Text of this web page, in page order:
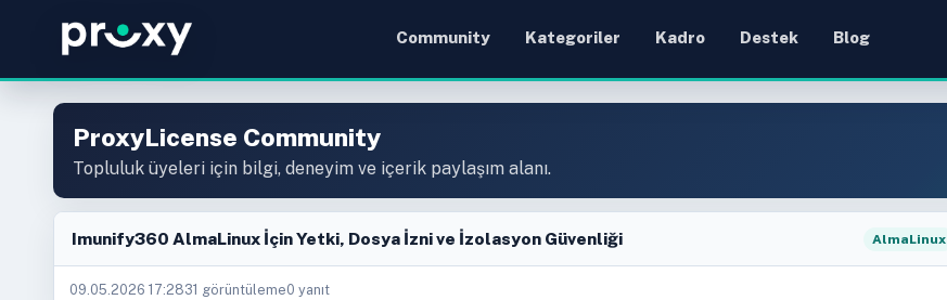
Community Kategoriler Kadro Destek Blog
ProxyLicense Community
Topluluk üyeleri için bilgi, deneyim ve içerik paylaşım alanı.
Imunify360 AlmaLinux İçin Yetki, Dosya İzni ve İzolasyon Güvenliği AlmaLinux
09.05.2026 17:2831 görüntüleme0 yanıt